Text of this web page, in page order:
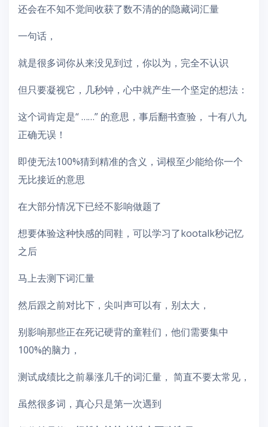
还会在不知不觉间收获了数不清的的隐藏词汇量
一句话，
就是很多词你从来没见到过，你以为，完全不认识
但只要凝视它，几秒钟，心中就产生一个坚定的想法：
这个词肯定是“ ……” 的意思，事后翻书查验， 十有八九
正确无误！
即使无法100%猜到精准的含义，词根至少能给你一个
无比接近的意思
在大部分情况下已经不影响做题了
想要体验这种快感的同鞋，可以学习了kootalk秒记忆
之后
马上去测下词汇量
然后跟之前对比下，尖叫声可以有，别太大，
别影响那些正在死记硬背的童鞋们，他们需要集中
100%的脑力，
测试成绩比之前暴涨几千的词汇量， 简直不要太常见，
虽然很多词，真心只是第一次遇到